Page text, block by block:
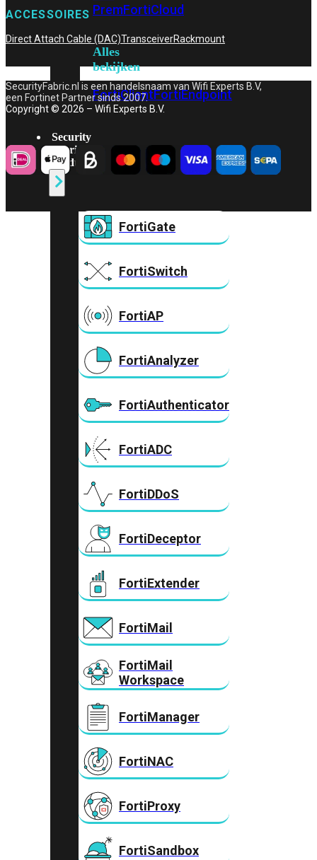
PremFortiCloud
Alles
bekijken
FortiClientFortiEndpoint
Security
Fabric
Producten
FortiGate
FortiSwitch
FortiAP
FortiAnalyzer
FortiAuthenticator
FortiADC
FortiDDoS
FortiDeceptor
FortiExtender
FortiMail
FortiMail
Workspace
FortiManager
FortiNAC
FortiProxy
FortiSandbox
ACCESSOIRES
Direct Attach Cable (DAC)TransceiverRackmount
SecurityFabric.nl is een handelsnaam van Wifi Experts B.V,
een Fortinet Partner sinds 2007.
Copyright © 2026 – Wifi Experts B.V.